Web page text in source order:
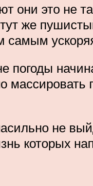
они это не
же
самым
погоды
не
которых